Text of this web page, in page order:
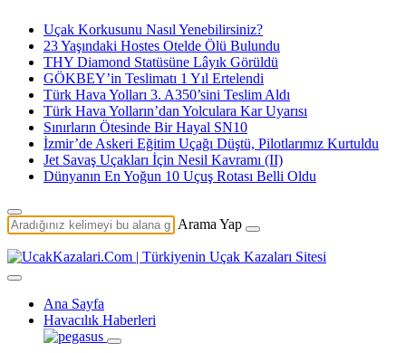
Uçak Korkusunu Nasıl Yenebilirsiniz?
23 Yaşındaki Hostes Otelde Ölü Bulundu
THY Diamond Statüsüne Lâyık Görüldü
GÖKBEY’in Teslimatı 1 Yıl Ertelendi
Türk Hava Yolları 3. A350’sini Teslim Aldı
Türk Hava Yolların’dan Yolculara Kar Uyarısı
Sınırların Ötesinde Bir Hayal SN10
İzmir’de Askeri Eğitim Uçağı Düştü, Pilotlarımız Kurtuldu
Jet Savaş Uçakları İçin Nesil Kavramı (II)
Dünyanın En Yoğun 10 Uçuş Rotası Belli Oldu
Arama Yap
Ana Sayfa
Havacılık Haberleri